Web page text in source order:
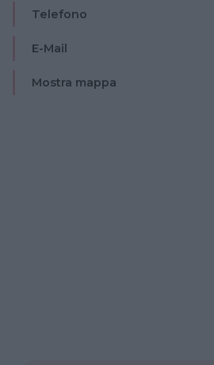
Telefono
E-Mail
Mostra mappa